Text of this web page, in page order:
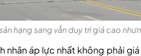
hạng sang vẫn duy trì giá cao
nhân áp lực nhất không phải